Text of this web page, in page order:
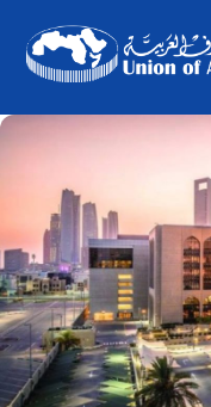
content